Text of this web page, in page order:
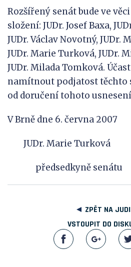
Rozšířený senát bude ve
složení: JUDr. Josef Baxa,
JUDr. Václav Novotný, JUDr.
JUDr. Marie Turková, JUDr.
JUDr. Milada Tomková.
namítnout podjatost těchto
od doručení tohoto usnesení
V Brně dne 6. června 2007
JUDr. Marie Turková
předsedkyně senátu
ZPĚT NA
VSTOUPIT DO